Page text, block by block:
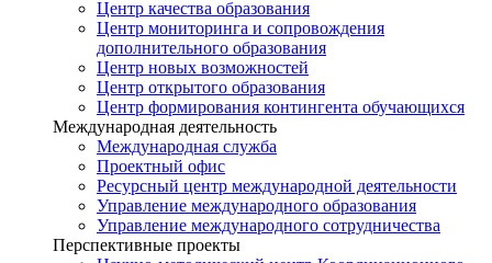
Центр качества образования
Центр мониторинга и сопровождения
дополнительного образования
Центр новых возможностей
Центр открытого образования
Центр формирования контингента обучающихся
Международная деятельность
Международная служба
Проектный офис
Ресурсный центр международной деятельности
Управление международного образования
Управление международного сотрудничества
Перспективные проекты